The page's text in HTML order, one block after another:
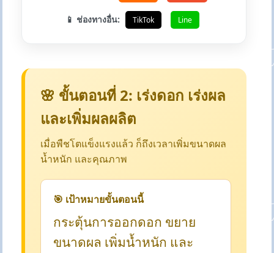
📱 ช่องทางอื่น: TikTok Line
🌸 ขั้นตอนที่ 2: เร่งดอก เร่งผล
และเพิ่มผลผลิต
เมื่อพืชโตแข็งแรงแล้ว ก็ถึงเวลาเพิ่มขนาดผล
น้ำหนัก และคุณภาพ
🎯 เป้าหมายขั้นตอนนี้
กระตุ้นการออกดอก ขยาย
ขนาดผล เพิ่มน้ำหนัก และ